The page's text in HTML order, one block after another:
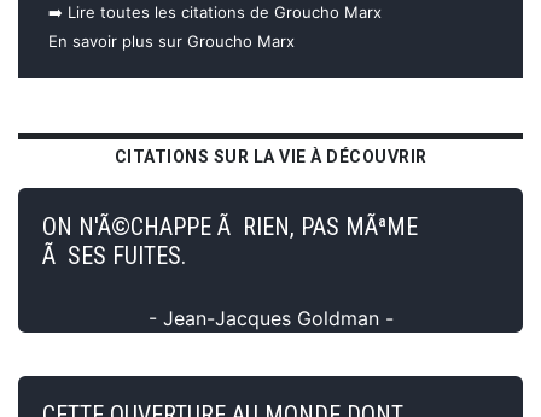
➡️ Lire toutes les citations de Groucho Marx
En savoir plus sur Groucho Marx
CITATIONS SUR LA VIE À DÉCOUVRIR
ON N'Ã©CHAPPE Ã RIEN, PAS MÃªME
Ã SES FUITES.
- Jean-Jacques Goldman -